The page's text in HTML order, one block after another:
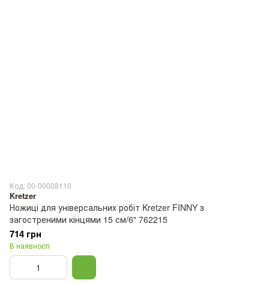
Код: 00-00008110
Kretzer
Ножиці для універсальних робіт Kretzer FINNY з
загостреними кінцями 15 см/6" 762215
714 грн
В наявності